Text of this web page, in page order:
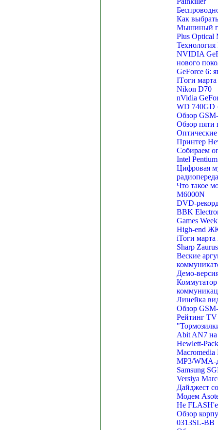
Как
Мышиный
Plus Optical
Технология
NVIDIA
нового
GeForce 6:
ITоги марта
Nikon D70
nVidia
WD 740GD
Обзор
Обзор пяти
Принтер
Собираем
Intel
Цифровая
Что такое
M6000N
DVD-
BBK
Games
High-end
iТоги марта
Sharp
Веские
Демо-
Линейка
Обзор
Рейтинг
Abit AN7 на
Hewlett-
Macromedia
MP3/WMA-
Samsung
Versiya
Дайджест
Модем
Не
Обзор
0313SL-BB